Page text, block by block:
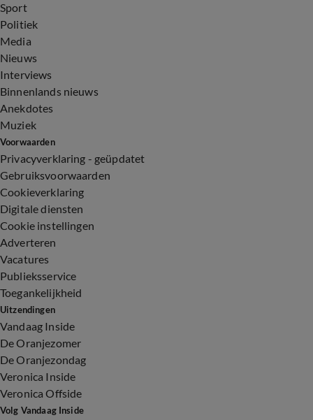
Sport
Politiek
Media
Nieuws
Interviews
Binnenlands nieuws
Anekdotes
Muziek
Voorwaarden
Privacyverklaring - geüpdatet
Gebruiksvoorwaarden
Cookieverklaring
Digitale diensten
Cookie instellingen
Adverteren
Vacatures
Publieksservice
Toegankelijkheid
Uitzendingen
Vandaag Inside
De Oranjezomer
De Oranjezondag
Veronica Inside
Veronica Offside
Volg Vandaag Inside